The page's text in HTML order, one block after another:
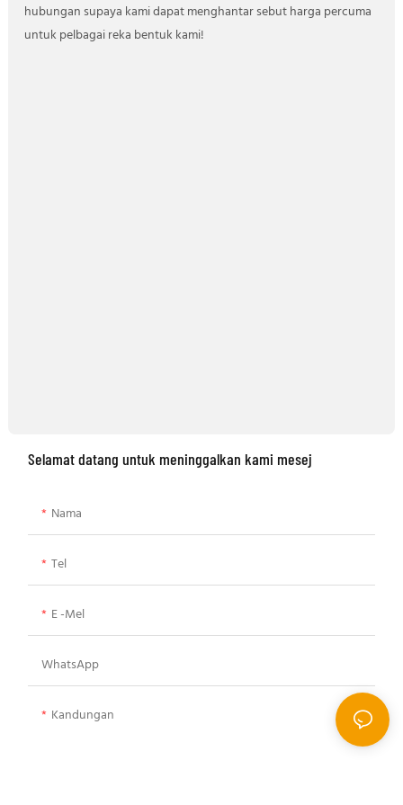
hubungan supaya kami dapat menghantar sebut harga percuma
untuk pelbagai reka bentuk kami!
Selamat datang untuk meninggalkan kami mesej
Nama
Tel
E -mel
WhatsApp
Kandungan